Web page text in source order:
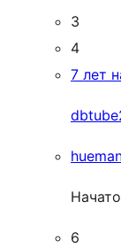
3
4
7 лет
6